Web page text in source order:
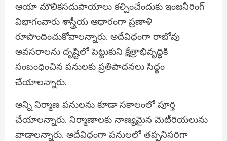
ఆయా మౌలికసదుపాయాలు కల్పించేందుకు ఇంజనీరింగ్
విభాగంవారు శాస్త్రీయ ఆధారంగా ప్రణాళి
రూపొందించుకోవాలన్నారు. అదేవిధంగా రాబోవు
అవసరాలను దృష్టిలో పెట్టుకుని క్షేత్రాభివృద్ధికి
సంబంధించిన పనులకు ప్రతిపాదనలు సిద్ధం
చేయాలన్నారు.
అన్ని నిర్మాణ పనులను కూడా సకాలంలో పూర్తి
చేయాలన్నారు. నిర్మాణాలకు నాణ్యమైన మెటీరియలును
వాడాలన్నారు. అదేవిధంగా పనులలో తప్పనిసరిగా